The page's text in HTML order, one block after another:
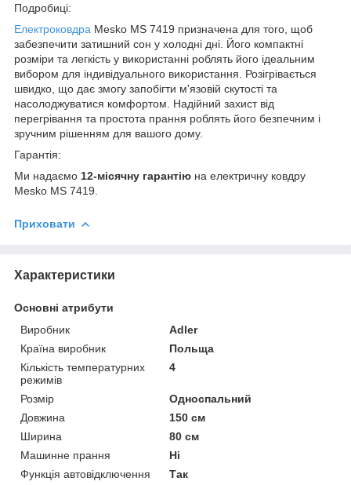
Подробиці:
Електроковдра Mesko MS 7419 призначена для того, щоб
забезпечити затишний сон у холодні дні. Його компактні
розміри та легкість у використанні роблять його ідеальним
вибором для індивідуального використання. Розігрівається
швидко, що дає змогу запобігти м'язовій скутості та
насолоджуватися комфортом. Надійний захист від
перегрівання та простота прання роблять його безпечним і
зручним рішенням для вашого дому.
Гарантія:
Ми надаємо 12-місячну гарантію на електричну ковдру
Mesko MS 7419.
Приховати
Характеристики
Основні атрибути
Виробник
Adler
Країна виробник
Польща
Кількість температурних
режимів
4
Розмір
Односпальний
Довжина
150 см
Ширина
80 см
Машинне прання
Ні
Функція автовідключення
Так